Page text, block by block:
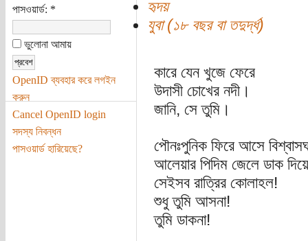
পাসওয়ার্ড: *
ভুলোনা আমায়
OpenID ব্যবহার করে লগইন
করুন
Cancel OpenID login
সদস্য নিবন্ধন
পাসওয়ার্ড হারিয়েছে?
হৃদয়
যুবা (১৮ বছর বা তদুর্দ্ধ)
কারে যেন খুজে ফেরে
উদাসী চোখের নদী।
জানি, সে তুমি।
পৌনঃপুনিক ফিরে আসে
আলেয়ার পিদিম জেলে ডাক
সেইসব রাত্রির কোলাহল!
শুধু তুমি আসনা!
তুমি ডাকনা!